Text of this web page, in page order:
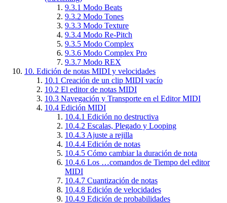
9.3.1 Modo Beats
9.3.2 Modo Tones
9.3.3 Modo Texture
9.3.4 Modo Re-Pitch
9.3.5 Modo Complex
9.3.6 Modo Complex Pro
9.3.7 Modo REX
10. Edición de notas MIDI y velocidades
10.1 Creación de un clip MIDI vacío
10.2 El editor de notas MIDI
10.3 Navegación y Transporte en el Editor MIDI
10.4 Edición MIDI
10.4.1 Edición no destructiva
10.4.2 Escalas, Plegado y Looping
10.4.3 Ajuste a rejilla
10.4.4 Edición de notas
10.4.5 Cómo cambiar la duración de nota
10.4.6 Los …comandos de Tiempo del editor
MIDI
10.4.7 Cuantización de notas
10.4.8 Edición de velocidades
10.4.9 Edición de probabilidades